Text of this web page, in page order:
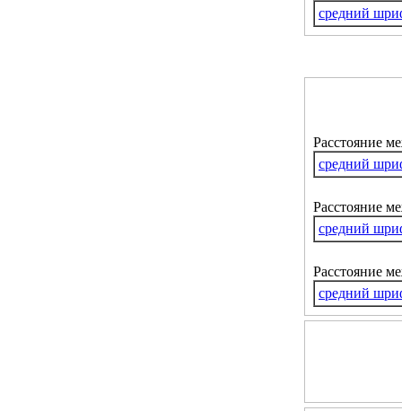
средний
Расстояние
средний
Расстояние
средний
Расстояние
средний